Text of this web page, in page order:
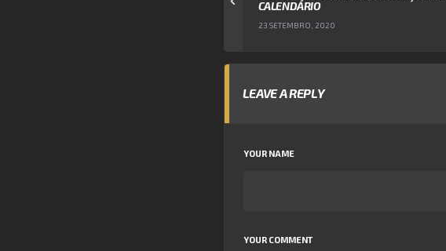
CALENDÁRIO
23 SETEMBRO, 2020
LEAVE A REPLY
YOUR NAME
YOUR COMMENT